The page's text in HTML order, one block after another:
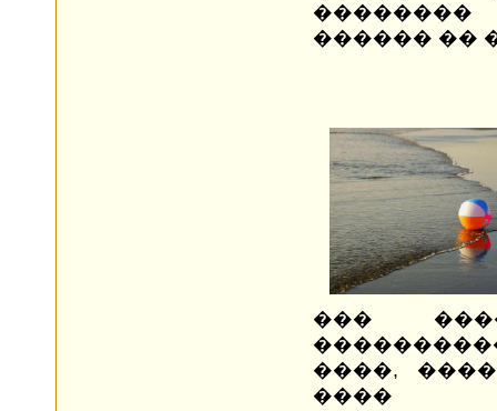
������ ��
���
����,
����